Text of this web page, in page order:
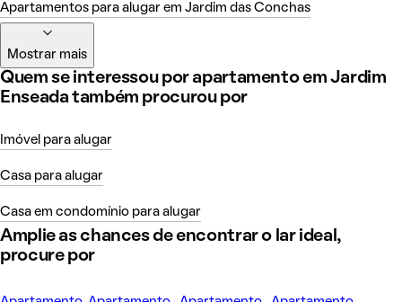
Apartamentos para alugar em Jardim das Conchas
Mostrar mais
Quem se interessou por apartamento em Jardim
Enseada também procurou por
Imóvel para alugar
Casa para alugar
Casa em condomínio para alugar
Amplie as chances de encontrar o lar ideal,
procure por